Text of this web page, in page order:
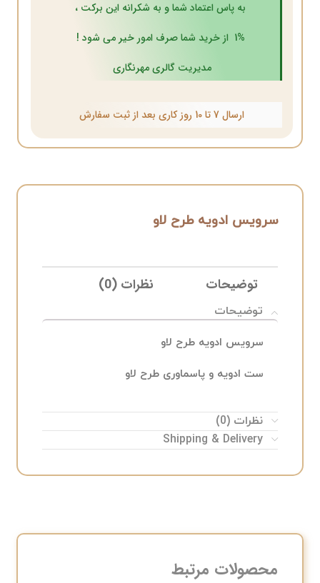
به پاس اعتماد شما و به شکرانه این برکت ،
1% از خرید شما صرف امور خیر می شود !
مدیریت گالری مهرنگاری
ارسال 7 تا 10 روز کاری بعد از ثبت سفارش
سرویس ادویه طرح لاو
توضیحات نظرات (0)
توضیحات
سرویس ادویه طرح لاو
ست ادویه و پاسماوری طرح لاو
نظرات (0)
Shipping & Delivery
محصولات مرتبط